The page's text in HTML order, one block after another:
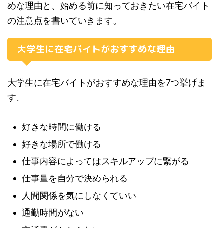
めな理由と、始める前に知っておきたい在宅バイト
の注意点を書いていきます。
大学生に在宅バイトがおすすめな理由
大学生に在宅バイトがおすすめな理由を7つ挙げま
す。
好きな時間に働ける
好きな場所で働ける
仕事内容によってはスキルアップに繋がる
仕事量を自分で決められる
人間関係を気にしなくていい
通勤時間がない